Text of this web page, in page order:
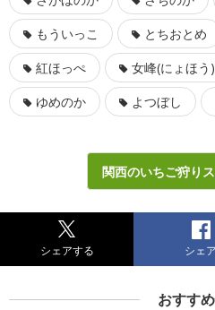
もういっこ
とちおとめ
紅ほっぺ
女峰(にょほう)
ゆめのか
よつぼし
関西のいちご狩り
シェアする シェア
おすす